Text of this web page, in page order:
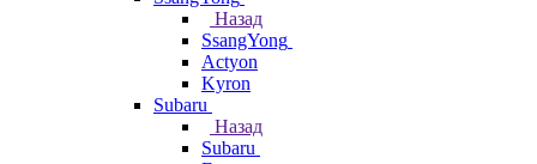
Назад
SsangYong
Actyon
Kyron
Subaru
Назад
Subaru